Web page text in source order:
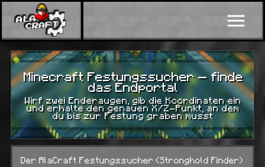
Minecraft Festungssucher — finde
das Endportal
Wirf zwei Enderaugen, gib die Koordinaten ein
und erhalte den genauen X/Z-Punkt, an dem
du bis zur Festung graben musst
Der AlaCraft Festungssucher (Stronghold Finder)